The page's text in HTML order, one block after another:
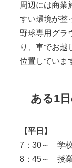
周辺には商業
すい環境が整
野球専用グラ
り、車でお越
位置していま
ある1
【平日】
7：30～ 学
8：45～ 授業